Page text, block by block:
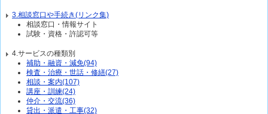
3.相談窓口や手続き(リンク集)
相談窓口・情報サイト
試験・資格・許認可等
4.サービスの種類別
補助・融資・減免(94)
検査・治療・世話・修繕(27)
相談・案内(107)
講座・訓練(24)
仲介・交流(36)
貸出・派遣・工事(32)